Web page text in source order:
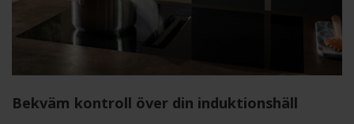
Bekväm kontroll över din induktionshäll